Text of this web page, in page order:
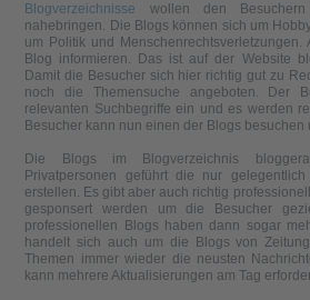
Blogverzeichnisse wollen den Besuchern
nahebringen. Die Blogs können sich um
um Politik und
Blog informieren. Das ist auf der Website
Damit die Besucher sich hier richtig gut zu
noch die Themensuche angeboten. Der
relevanten Suchbegriffe ein und es werden
Besucher kann nun einen der Blogs besuchen
Die Blogs im Blogverzeichnis
Privatpersonen geführt die nur
erstellen. Es gibt aber auch richtig
gesponsert werden um die Besucher
professionellen Blogs haben dann sogar
handelt sich auch um die Blogs von
Themen immer wieder die neusten
kann mehrere Aktualisierungen am Tag